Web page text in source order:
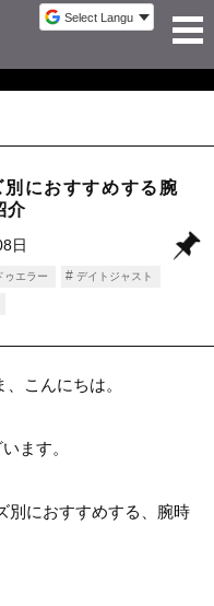
におすすめする腕
介
日
ゥエラー デイトジャスト
こんにちは。
ます。
別におすすめする、腕時